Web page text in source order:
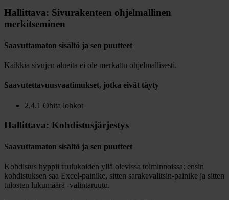
Hallittava: Sivurakenteen ohjelmallinen
merkitseminen
Saavuttamaton sisältö ja sen puutteet
Kaikkia sivujen alueita ei ole merkattu ohjelmallisesti.
Saavutettavuusvaatimukset, jotka eivät täyty
2.4.1 Ohita lohkot
Hallittava: Kohdistusjärjestys
Saavuttamaton sisältö ja sen puutteet
Kohdistus hyppii taulukoiden yllä olevissa toiminnoissa: ensin
kohdistuksen saa Excel-painike, sitten sarakevalitsin-painike ja sitten
tulosten lukumäärä -valintaruutu.